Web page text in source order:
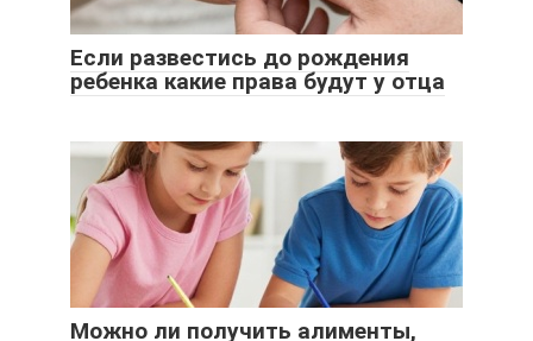
Если развестись до рождения
ребенка какие права будут у отца
Можно ли получить алименты,